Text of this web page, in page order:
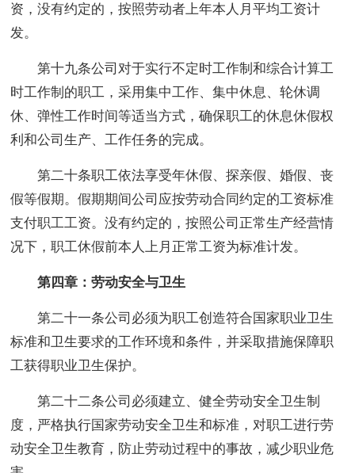
资，没有约定的，按照劳动者上年本人月平均工资计
发。
第十九条公司对于实行不定时工作制和综合计算工
时工作制的职工，采用集中工作、集中休息、轮休调
休、弹性工作时间等适当方式，确保职工的休息休假权
利和公司生产、工作任务的完成。
第二十条职工依法享受年休假、探亲假、婚假、丧
假等假期。假期期间公司应按劳动合同约定的工资标准
支付职工工资。没有约定的，按照公司正常生产经营情
况下，职工休假前本人上月正常工资为标准计发。
第四章：劳动安全与卫生
第二十一条公司必须为职工创造符合国家职业卫生
标准和卫生要求的工作环境和条件，并采取措施保障职
工获得职业卫生保护。
第二十二条公司必须建立、健全劳动安全卫生制
度，严格执行国家劳动安全卫生和标准，对职工进行劳
动安全卫生教育，防止劳动过程中的事故，减少职业危